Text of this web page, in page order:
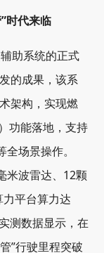
时代来临
助系统的正式
的成果，该系
架构，实现燃
功能落地，支持
场景操作。
米波雷达、12颗
平台算力达
测数据显示，在
”行驶里程突破